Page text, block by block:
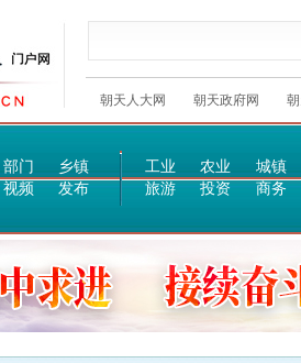
朝天人大网 朝天政府网
部门
乡镇
视频 发布
工业 农业
城镇
旅游
投资 商务